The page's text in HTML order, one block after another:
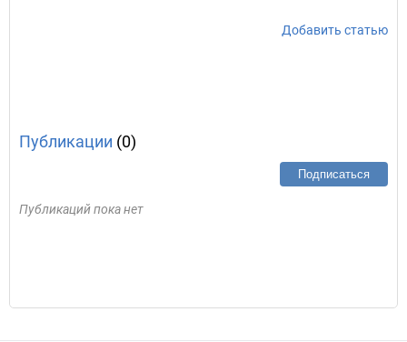
Добавить статью
Публикации (0)
Подписаться
Публикаций пока нет